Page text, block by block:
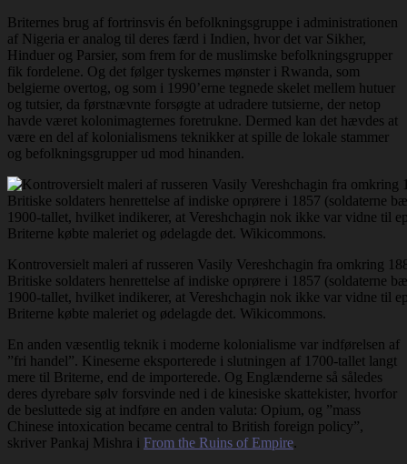
Briternes brug af fortrinsvis én befolkningsgruppe i administrationen
af Nigeria er analog til deres færd i Indien, hvor det var Sikher,
Hinduer og Parsier, som frem for de muslimske befolkningsgrupper
fik fordelene. Og det følger tyskernes mønster i Rwanda, som
belgierne overtog, og som i 1990’erne tegnede skelet mellem hutuer
og tutsier, da førstnævnte forsøgte at udradere tutsierne, der netop
havde været kolonimagternes foretrukne. Dermed kan det hævdes at
være en del af kolonialismens teknikker at spille de lokale stammer
og befolkningsgrupper ud mod hinanden.
Kontroversielt maleri af russeren Vasily Vereshchagin fra omkring
Britiske soldaters henrettelse af indiske oprørere i 1857 (soldaterne
1900-tallet, hvilket indikerer, at Vereshchagin nok ikke var vidne til
Briterne købte maleriet og ødelagde det. Wikicommons.
En anden væsentlig teknik i moderne kolonialisme var indførelsen af
”fri handel”. Kineserne eksporterede i slutningen af 1700-tallet langt
mere til Briterne, end de importerede. Og Englænderne så således
deres dyrebare sølv forsvinde ned i de kinesiske skattekister, hvorfor
de besluttede sig at indføre en anden valuta: Opium, og ”mass
Chinese intoxication became central to British foreign policy”,
skriver Pankaj Mishra i From the Ruins of Empire.